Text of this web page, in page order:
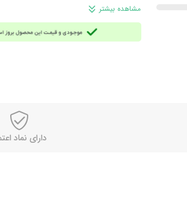
چرا انتخاب این محصول؟
وعده شیرین و خوش‌طعم می‌کنید، هوبی با
فندق و شکلات شیری، بهترین گزینه است.
میان‌ وعده روزانه همراه چای
مشاهده بیشتر
دارای نماد